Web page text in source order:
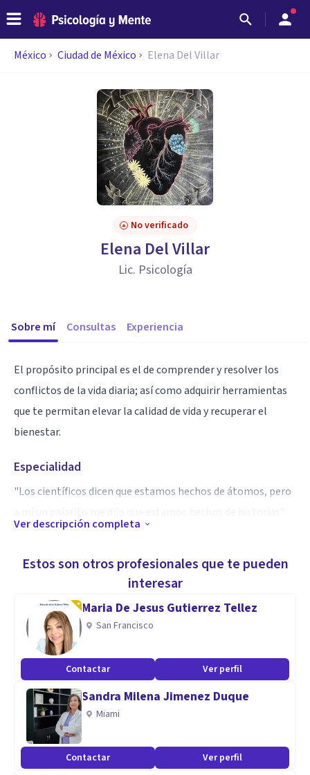
México Ciudad de México Elena Del Villar
No verificado
Elena Del Villar
Lic. Psicología
Sobre mí Consultas Experiencia
El propósito principal es el de comprender y resolver los
conflictos de la vida diaria; así como adquirir herramientas
que te permitan elevar la calidad de vida y recuperar el
bienestar.
Especialidad
"Los científicos dicen que estamos hechos de átomos, pero
Eduardo Galeano
Aptitudes
Duelo (pérdida de un familiar, pareja, trabajo, etc.)
Ansiedad
Estrés
Baja autoestima
Ver descripción completa
Estos son otros profesionales que te pueden
interesar
Maria De Jesus Gutierrez Tellez
San Francisco
Contactar Ver perfil
Sandra Milena Jimenez Duque
Miami
Contactar Ver perfil